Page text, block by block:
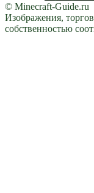
© Minecraft-Guide.ru
Изображения,
собственностью